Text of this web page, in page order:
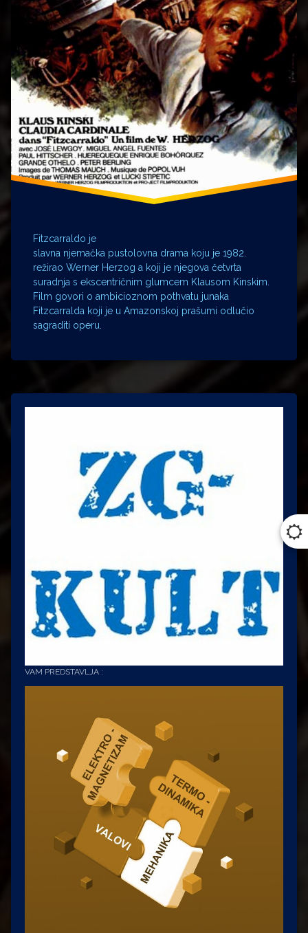
Fitzcarraldo je
slavna njemačka pustolovna drama koju je 1982.
režirao Werner Herzog a koji je njegova četvrta
suradnja s ekscentričnim glumcem Klausom Kinskim.
Film govori o ambicioznom pothvatu junaka
Fitzcarralda koji je u Amazonskoj prašumi odlučio
sagraditi operu.
VAM PREDSTAVLJA :